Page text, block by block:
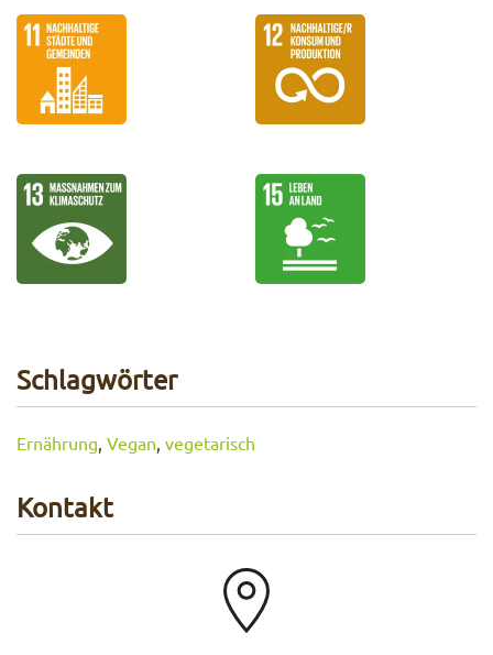
Schlagwörter
Ernährung Vegan vegetarisch
Kontakt